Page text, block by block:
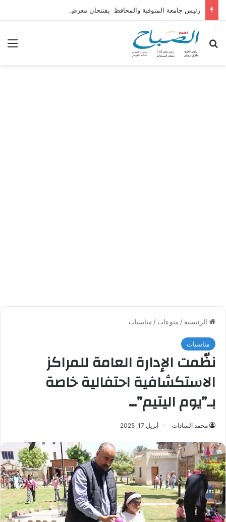
بحث عن
الرئيسية / منوعات / مناسبات
مناسبات
نظّمت الإدارة العامة للمراكز
الاستكشافية احتفالية خاصة
بـ”يوم اليتيم”…
محمد السادات أبريل 17, 2025